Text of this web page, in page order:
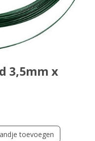
3,5mm x
toevoegen